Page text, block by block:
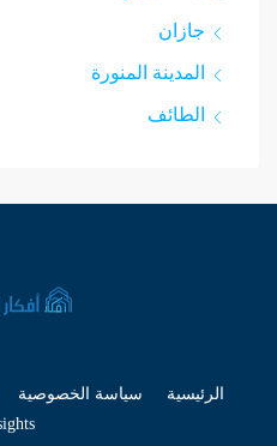
جازان
المدينة المنورة
الطائف
الرئيسية سياسة الخصوصية